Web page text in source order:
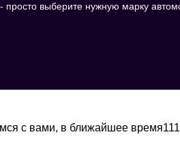
- просто выберите нужную марку
с вами, в ближайшее время111